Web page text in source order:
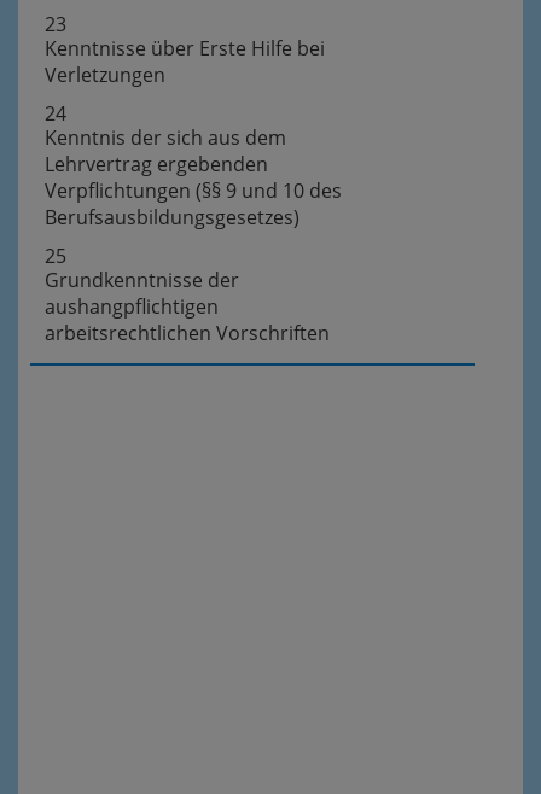
23
Kenntnisse über Erste Hilfe bei
Verletzungen
24
Kenntnis der sich aus dem
Lehrvertrag ergebenden
Verpflichtungen (§§ 9 und 10 des
Berufsausbildungsgesetzes)
25
Grundkenntnisse der
aushangpflichtigen
arbeitsrechtlichen Vorschriften